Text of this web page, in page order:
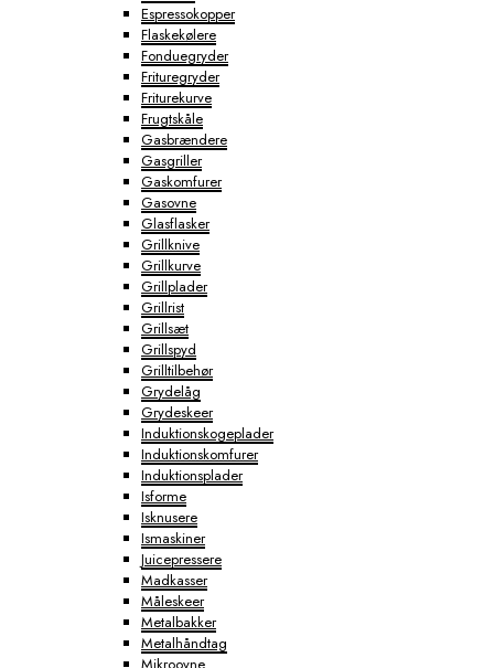
Espressokopper
Flaskekølere
Fonduegryder
Frituregryder
Friturekurve
Frugtskåle
Gasbrændere
Gasgriller
Gaskomfurer
Gasovne
Glasflasker
Grillknive
Grillkurve
Grillplader
Grillrist
Grillsæt
Grillspyd
Grilltilbehør
Grydelåg
Grydeskeer
Induktionskogeplader
Induktionskomfurer
Induktionsplader
Isforme
Isknusere
Ismaskiner
Juicepressere
Madkasser
Måleskeer
Metalbakker
Metalhåndtag